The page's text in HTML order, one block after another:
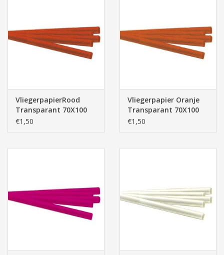
Pasen
VliegerpapierRood
Transparant 70X100
cm 1 rol
€1,50
Vliegerpapier Oranje
Transparant 70X100
cm 1 rol
€1,50